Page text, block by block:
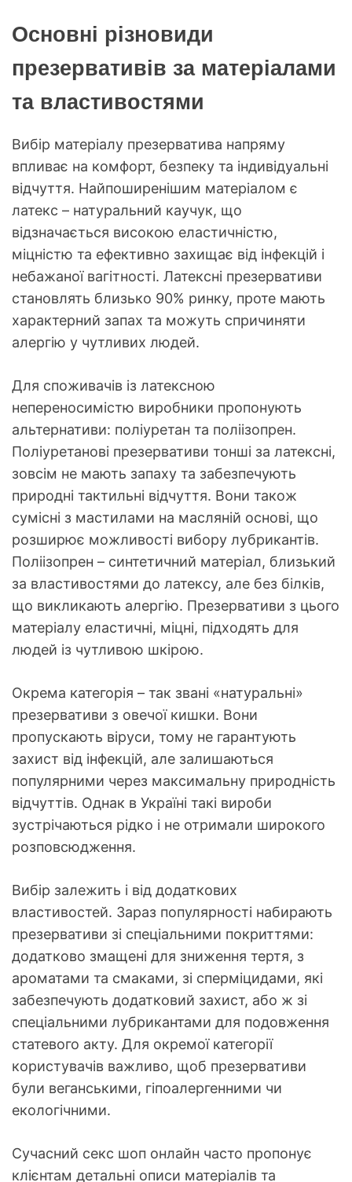
Основні різновиди
презервативів за матеріалами
та властивостями
Вибір матеріалу презерватива напряму
впливає на комфорт, безпеку та індивідуальні
відчуття. Найпоширенішим матеріалом є
латекс – натуральний каучук, що
відзначається високою еластичністю,
міцністю та ефективно захищає від інфекцій і
небажаної вагітності. Латексні презервативи
становлять близько 90% ринку, проте мають
характерний запах та можуть спричиняти
алергію у чутливих людей.
Для споживачів із латексною
непереносимістю виробники пропонують
альтернативи: поліуретан та поліізопрен.
Поліуретанові презервативи тонші за латексні,
зовсім не мають запаху та забезпечують
природні тактильні відчуття. Вони також
сумісні з мастилами на масляній основі, що
розширює можливості вибору лубрикантів.
Поліізопрен – синтетичний матеріал, близький
за властивостями до латексу, але без білків,
що викликають алергію. Презервативи з цього
матеріалу еластичні, міцні, підходять для
людей із чутливою шкірою.
Окрема категорія – так звані «натуральні»
презервативи з овечої кишки. Вони
пропускають віруси, тому не гарантують
захист від інфекцій, але залишаються
популярними через максимальну природність
відчуттів. Однак в Україні такі вироби
зустрічаються рідко і не отримали широкого
розповсюдження.
Вибір залежить і від додаткових
властивостей. Зараз популярності набирають
презервативи зі спеціальними покриттями:
додатково змащені для зниження тертя, з
ароматами та смаками, зі сперміцидами, які
забезпечують додатковий захист, або ж зі
спеціальними лубрикантами для подовження
статевого акту. Для окремої категорії
користувачів важливо, щоб презервативи
були веганськими, гіпоалергенними чи
екологічними.
Сучасний секс шоп онлайн часто пропонує
клієнтам детальні описи матеріалів та